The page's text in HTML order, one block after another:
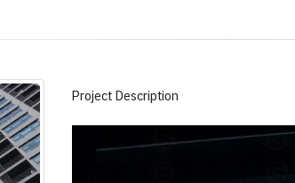
Project Description